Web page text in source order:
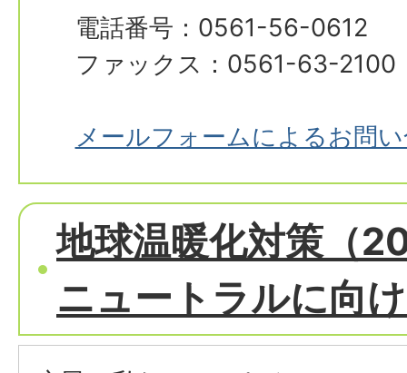
電話番号：0561-56-0612
ファックス：0561-63-2100
メールフォームによるお問
地球温暖化対策（
ニュートラルに向